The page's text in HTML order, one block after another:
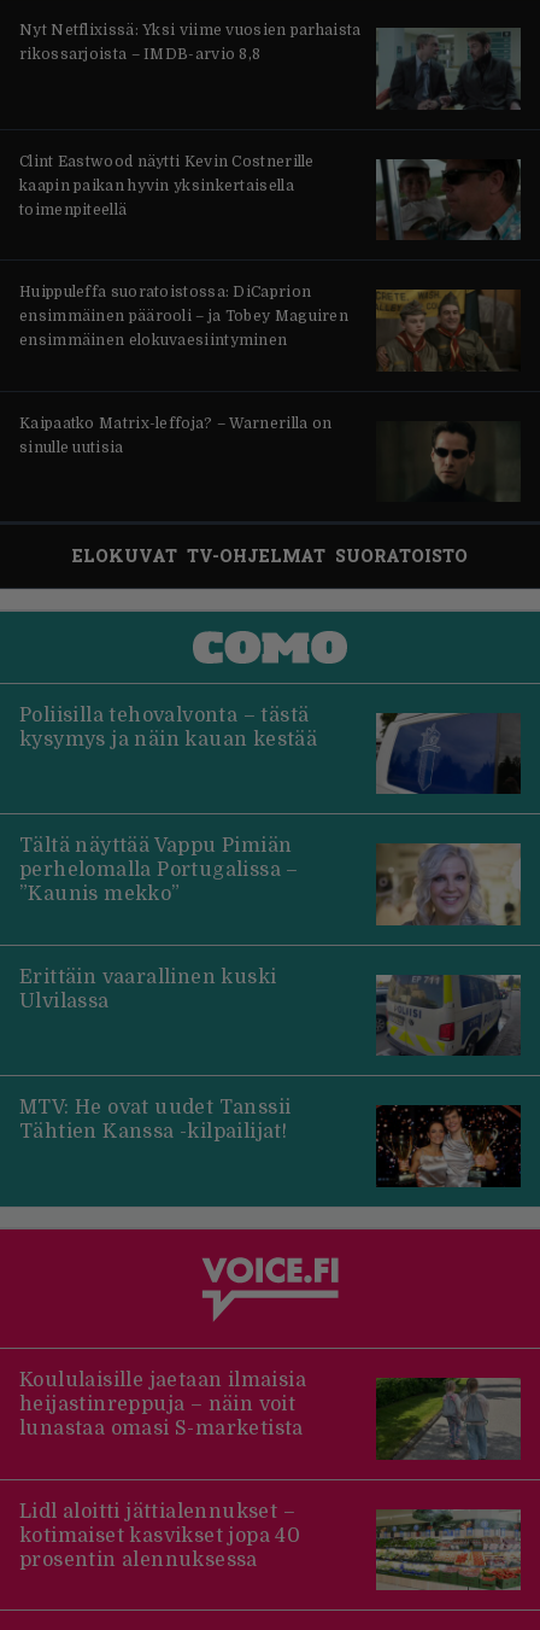
Nyt Netflixissä: Yksi viime vuosien parhaista
rikossarjoista – IMDB-arvio 8,8
Clint Eastwood näytti Kevin Costnerille
kaapin paikan hyvin yksinkertaisella
toimenpiteellä
Huippuleffa suoratoistossa: DiCaprion
ensimmäinen päärooli – ja Tobey Maguiren
ensimmäinen elokuvaesiintyminen
Kaipaatko Matrix-leffoja? – Warnerilla on
sinulle uutisia
ELOKUVAT TV-OHJELMAT SUORATOISTO
Poliisilla tehovalvonta – tästä
kysymys ja näin kauan kestää
Tältä näyttää Vappu Pimiän
perhelomalla Portugalissa –
”Kaunis mekko”
Erittäin vaarallinen kuski
Ulvilassa
MTV: He ovat uudet Tanssii
Tähtien Kanssa -kilpailijat!
Koululaisille jaetaan ilmaisia
heijastinreppuja – näin voit
lunastaa omasi S-marketista
Lidl aloitti jättialennukset –
kotimaiset kasvikset jopa 40
prosentin alennuksessa